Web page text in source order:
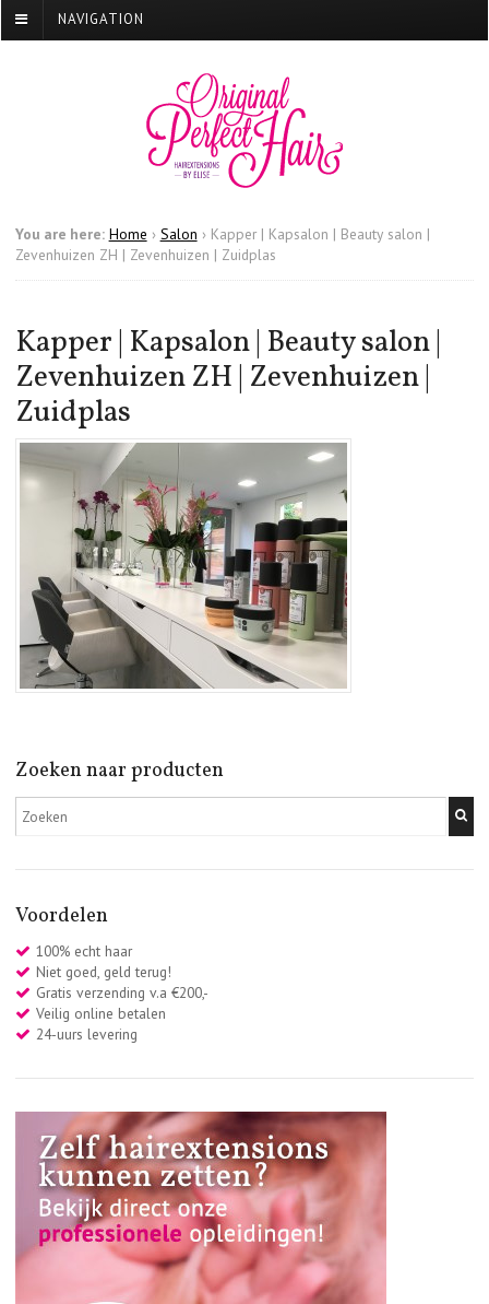
NAVIGATION
You are here: Home › Salon › Kapper | Kapsalon | Beauty salon |
Zevenhuizen ZH | Zevenhuizen | Zuidplas
Kapper | Kapsalon | Beauty salon |
Zevenhuizen ZH | Zevenhuizen |
Zuidplas
Zoeken naar producten
Voordelen
100% echt haar
Niet goed, geld terug!
Gratis verzending v.a €200,-
Veilig online betalen
24-uurs levering